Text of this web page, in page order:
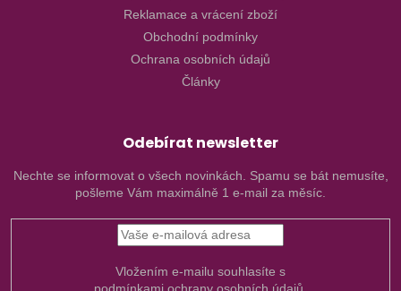
Reklamace a vrácení zboží
Obchodní podmínky
Ochrana osobních údajů
Články
Odebírat newsletter
Nechte se informovat o všech novinkách. Spamu se bát nemusíte,
pošleme Vám maximálně 1 e-mail za měsíc.